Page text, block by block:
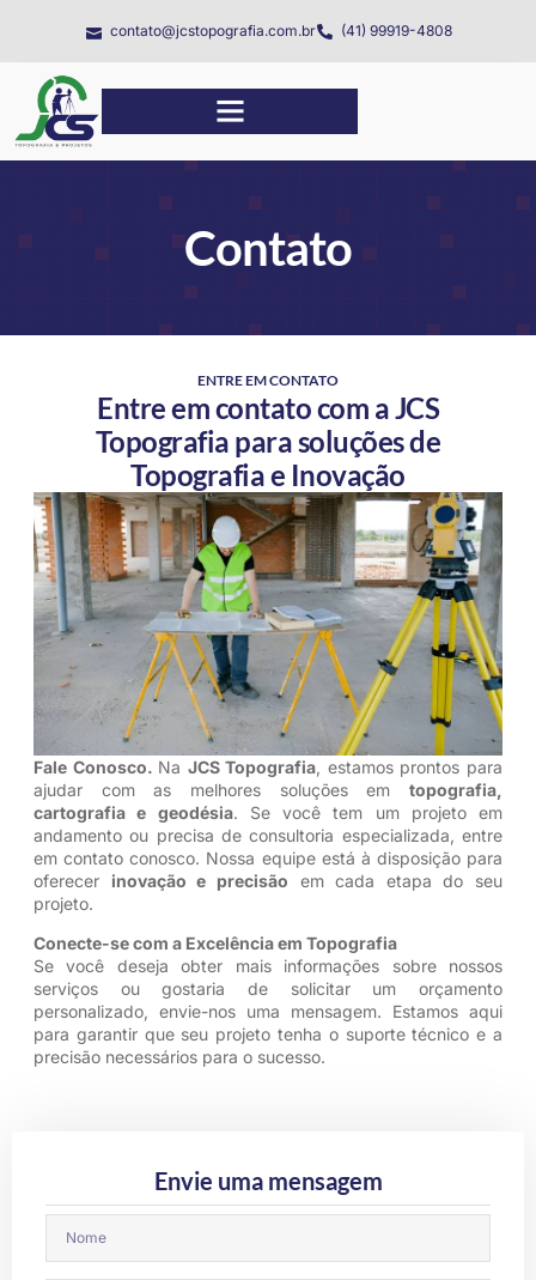
contato@jcstopografia.com.br (41) 99919-4808
Contato
ENTRE EM CONTATO
Entre em contato com a JCS
Topografia para soluções de
Topografia e Inovação
Fale Conosco. Na JCS Topografia, estamos prontos para
ajudar com as melhores soluções em topografia,
cartografia e geodésia. Se você tem um projeto em
andamento ou precisa de consultoria especializada, entre
em contato conosco. Nossa equipe está à disposição para
oferecer inovação e precisão em cada etapa do seu
projeto.
Conecte-se com a Excelência em Topografia
Se você deseja obter mais informações sobre nossos
serviços ou gostaria de solicitar um orçamento
personalizado, envie-nos uma mensagem. Estamos aqui
para garantir que seu projeto tenha o suporte técnico e a
precisão necessários para o sucesso.
Envie uma mensagem